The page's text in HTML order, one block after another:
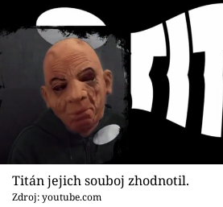
Titán jejich souboj zhodnotil.
Zdroj: youtube.com